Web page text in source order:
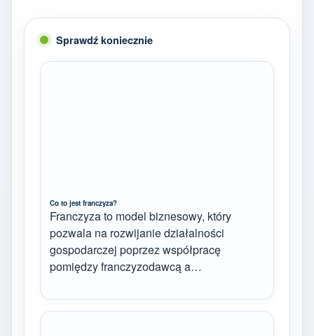
Sprawdź koniecznie
Co to jest franczyza?
Franczyza to model biznesowy, który
pozwala na rozwijanie działalności
gospodarczej poprzez współpracę
pomiędzy franczyzodawcą a…